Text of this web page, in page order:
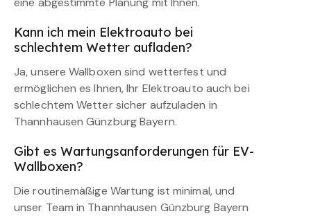
Kann ich mein Elektroauto bei
schlechtem Wetter aufladen?
Ja, unsere Wallboxen sind wetterfest und
ermöglichen es Ihnen, Ihr Elektroauto auch bei
schlechtem Wetter sicher aufzuladen in
Thannhausen Günzburg Bayern.
Gibt es Wartungsanforderungen für EV-
Wallboxen?
Die routinemäßige Wartung ist minimal, und
unser Team in Thannhausen Günzburg Bayern